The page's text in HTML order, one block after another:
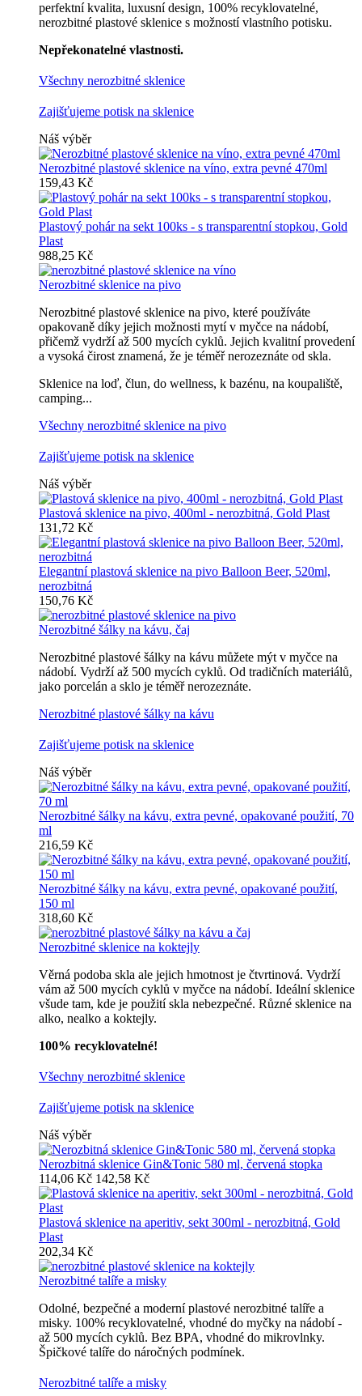
perfektní kvalita, luxusní design, 100% recyklovatelné,
nerozbitné plastové sklenice s možností vlastního potisku.
Nepřekonatelné vlastnosti.
Všechny nerozbitné sklenice
Zajišťujeme potisk na sklenice
Náš výběr
Nerozbitné plastové sklenice na víno, extra pevné 470ml
159,43 Kč
Plastový pohár na sekt 100ks - s transparentní stopkou, Gold
Plast
988,25 Kč
Nerozbitné sklenice na pivo
Nerozbitné plastové sklenice na pivo, které používáte
opakovaně díky jejich možnosti mytí v myčce na nádobí,
přičemž vydrží až 500 mycích cyklů. Jejich kvalitní provedení
a vysoká čirost znamená, že je téměř nerozeznáte od skla.
Sklenice na loď, člun, do wellness, k bazénu, na koupaliště,
camping...
Všechny nerozbitné sklenice na pivo
Zajišťujeme potisk na sklenice
Náš výběr
Plastová sklenice na pivo, 400ml - nerozbitná, Gold Plast
131,72 Kč
Elegantní plastová sklenice na pivo Balloon Beer, 520ml,
nerozbitná
150,76 Kč
Nerozbitné šálky na kávu, čaj
Nerozbitné plastové šálky na kávu můžete mýt v myčce na
nádobí. Vydrží až 500 mycích cyklů. Od tradičních materiálů,
jako porcelán a sklo je téměř nerozeznáte.
Nerozbitné plastové šálky na kávu
Zajišťujeme potisk na sklenice
Náš výběr
Nerozbitné šálky na kávu, extra pevné, opakované použití, 70
ml
216,59 Kč
Nerozbitné šálky na kávu, extra pevné, opakované použití,
150 ml
318,60 Kč
Nerozbitné sklenice na koktejly
Věrná podoba skla ale jejich hmotnost je čtvrtinová. Vydrží
vám až 500 mycích cyklů v myčce na nádobí. Ideální sklenice
všude tam, kde je použití skla nebezpečné. Různé sklenice na
alko, nealko a koktejly.
100% recyklovatelné!
Všechny nerozbitné sklenice
Zajišťujeme potisk na sklenice
Náš výběr
Nerozbitná sklenice Gin&Tonic 580 ml, červená stopka
114,06 Kč 142,58 Kč
Plastová sklenice na aperitiv, sekt 300ml - nerozbitná, Gold
Plast
202,34 Kč
Nerozbitné talíře a misky
Odolné, bezpečné a moderní plastové nerozbitné talíře a
misky. 100% recyklovatelné, vhodné do myčky na nádobí -
až 500 mycích cyklů. Bez BPA, vhodné do mikrovlnky.
Špičkové talíře do náročných podmínek.
Nerozbitné talíře a misky